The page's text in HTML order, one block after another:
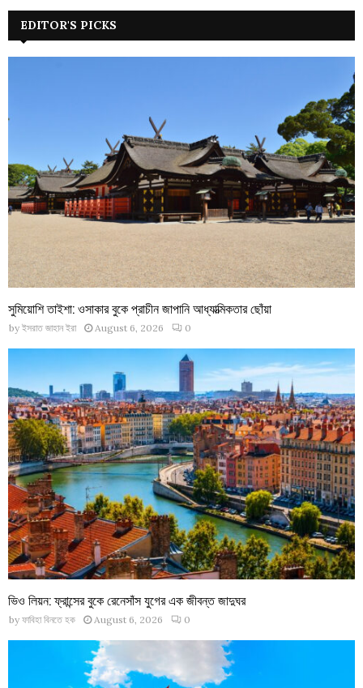
EDITOR'S PICKS
সুমিয়োশি তাইশা: ওসাকার বুকে প্রাচীন জাপানি আধ্যাত্মিকতার ছোঁয়া
by ইসরাত জাহান ইরা August 6, 2026 0
ভিও লিয়ন: ফ্রান্সের বুকে রেনেসাঁস যুগের এক জীবন্ত জাদুঘর
by ফাবিহা বিনতে হক August 6, 2026 0